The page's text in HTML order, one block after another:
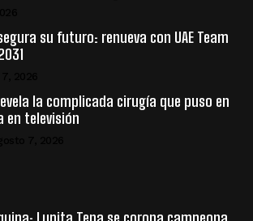
su futuro: renueva con UAE Team
la complicada cirugía que puso en
en televisión
Lupita Tena se corona campeona